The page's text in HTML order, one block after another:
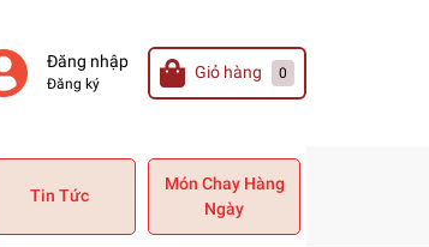
Đăng nhập
Đăng ký
Giỏ hàng 0
Tin Tức
Món Chay Hàng
Ngày